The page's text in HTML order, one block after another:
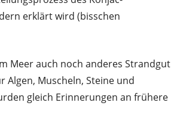
erklärt wird (bisschen
Meer auch noch anderes Strandgut
Algen, Muscheln, Steine und
gleich Erinnerungen an frühere